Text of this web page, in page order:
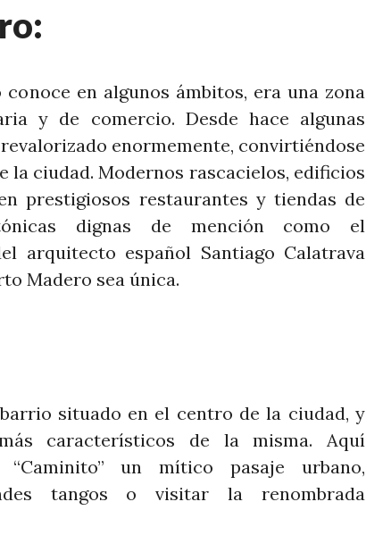
conoce en algunos ámbitos, era una zona
y de comercio. Desde hace algunas
revalorizado enormemente, convirtiéndose
la ciudad. Modernos rascacielos, edificios
prestigiosos restaurantes y tiendas de
dignas de mención como el
arquitecto español Santiago Calatrava
Madero sea única.
situado en el centro de la ciudad, y
característicos de la misma. Aquí
un mítico pasaje urbano,
tangos o visitar la renombrada